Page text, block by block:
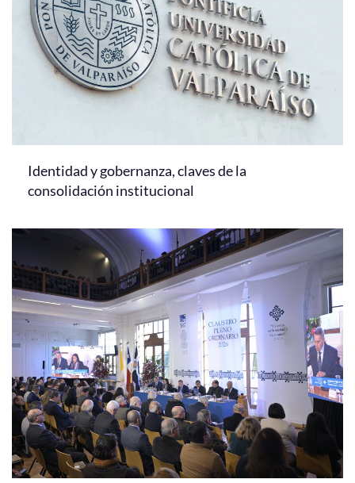
Identidad y gobernanza, claves de la
consolidación institucional